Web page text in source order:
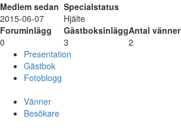
Medlem sedan Specialstatus
2015-06-07
Hjälte
Foruminlägg
GästboksinläggAntal vänner
0
3
2
Presentation
Gästbok
Fotoblogg
Vänner
Besökare